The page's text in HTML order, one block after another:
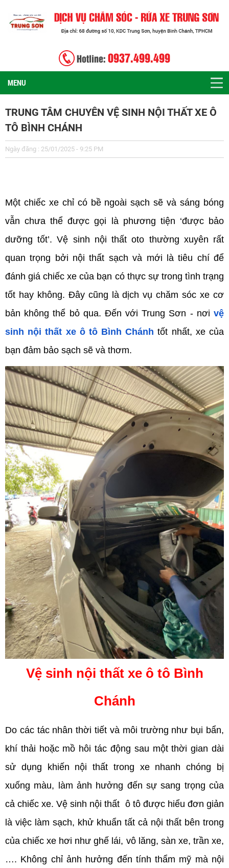
Hotline: 0937.499.499
MENU
TRUNG TÂM CHUYÊN VỆ SINH NỘI THẤT XE Ô
TÔ BÌNH CHÁNH
Ngày đăng : 25/01/2025 - 9:25 PM
Một chiếc xe chỉ có bề ngoài sạch sẽ và sáng bóng
vẫn chưa thể được gọi là phương tiện ‘được bảo
dưỡng tốt’. Vệ sinh nội thất oto thường xuyên rất
quan trọng bởi nội thất sạch và mới là tiêu chí để
đánh giá chiếc xe của bạn có thực sự trong tình trạng
tốt hay không. Đây cũng là dịch vụ chăm sóc xe cơ
bản không thể bỏ qua. Đến với Trung Sơn - nơi vệ
sinh nội thất xe ô tô Bình Chánh tốt nhất, xe của
bạn đảm bảo sạch sẽ và thơm.
Vệ sinh nội thất xe ô tô Bình
Chánh
Do các tác nhân thời tiết và môi trường như bụi bẩn,
khí thải hoặc mồ hôi tác động sau một thời gian dài
sử dụng khiến nội thất trong xe nhanh chóng bị
xuống màu, làm ảnh hưởng đến sự sang trọng của
cả chiếc xe. Vệ sinh nội thất ô tô được hiểu đơn giản
là việc làm sạch, khử khuẩn tất cả nội thất bên trong
của chiếc xe hơi như ghế lái, vô lăng, sàn xe, trần xe,
…. Không chỉ ảnh hưởng đến tính thẩm mỹ mà nội